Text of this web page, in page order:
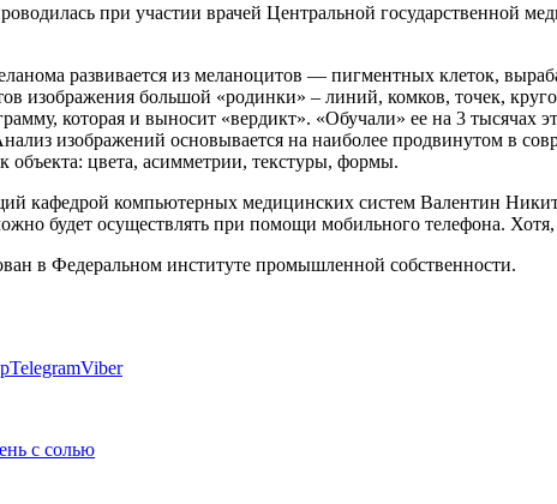
при участии врачей Центральной государственной
развивается из меланоцитов — пигментных клеток,
изображения большой «родинки» – линий, комков, точек,
которая и выносит «вердикт». «Обучали» ее на 3
изображений основывается на наиболее продвинутом в
объекта: цвета, асимметрии, текстуры, формы.
кафедрой компьютерных медицинских систем Валентин
будет осуществлять при помощи мобильного телефона. Хотя,
в Федеральном институте промышленной собственности.
TelegramViber
с солью